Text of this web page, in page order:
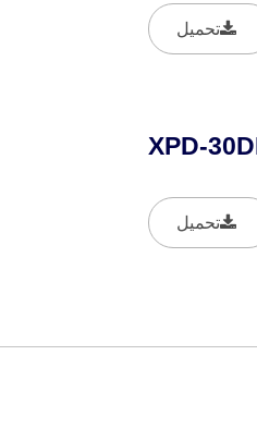
تحميل
XPD-
تحميل